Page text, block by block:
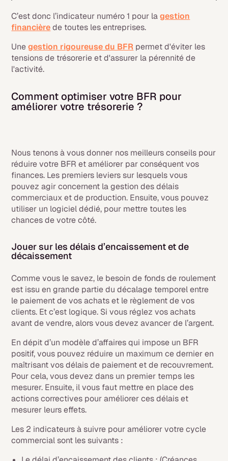
C’est donc l’indicateur numéro 1 pour lagestion
financièrede toutes les entreprises.
Unegestion rigoureuse du BFR permet d'éviter les
tensions de trésorerie et d'assurer la pérennité de
l'activité.
Comment optimiser votre BFR pour
améliorer votre trésorerie ?
Nous tenons à vous donner nos meilleurs conseils pour
réduire votre BFR et améliorer par conséquent vos
finances. Les premiers leviers sur lesquels vous
pouvez agir concernent la gestion des délais
commerciaux et de production. Ensuite, vous pouvez
utiliser un logiciel dédié, pour mettre toutes les
chances de votre côté.
Jouer sur les délais d’encaissement et de
décaissement
Comme vous le savez, le besoin de fonds de roulement
est issu en grande partie du décalage temporel entre
le paiement de vos achats et le règlement de vos
clients. Et c’est logique. Si vous réglez vos achats
avant de vendre, alors vous devez avancer de l’argent.
En dépit d’un modèle d’affaires qui impose un BFR
positif, vous pouvez réduire un maximum ce dernier en
maîtrisant vos délais de paiement et de recouvrement.
Pour cela, vous devez dans un premier temps les
mesurer. Ensuite, il vous faut mettre en place des
actions correctives pour améliorer ces délais et
mesurer leurs effets.
Les 2 indicateurs à suivre pour améliorer votre cycle
commercial sont les suivants :